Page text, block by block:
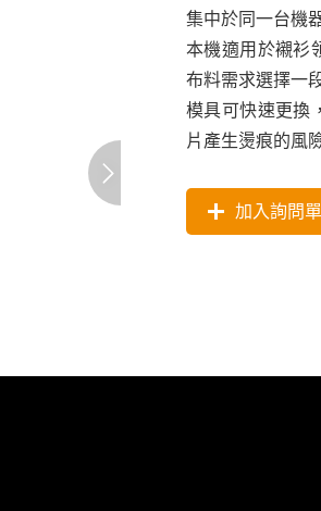
集中於同一台機
本機適用於襯衫
布料需求選擇一
模具可快速更換
片產生燙痕的風
加入詢問